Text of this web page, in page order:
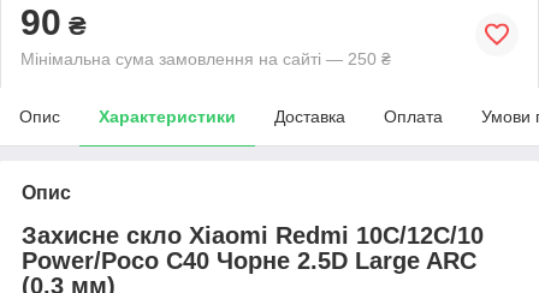
90 ₴
Мінімальна сума замовлення на сайті — 250 ₴
Опис Характеристики Доставка Оплата Умови
Опис
Захисне скло Xiaomi Redmi 10C/12C/10
Power/Poco C40 Чорне 2.5D Large ARC
(0.3 мм)